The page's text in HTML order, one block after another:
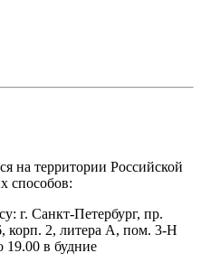
на территории Российской
способов:
г. Санкт-Петербург, пр.
корп. 2, литера А, пом. 3-Н
19.00 в будние